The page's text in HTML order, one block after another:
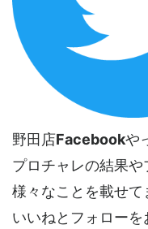
野田店Facebookや
プロチャレの結果
様々なことを載せて
いいねとフォローを